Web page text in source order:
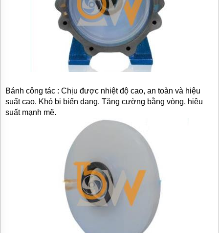
Bánh công tác : Chịu được nhiệt độ cao, an toàn và hiệu
suất cao. Khó bị biến dạng. Tăng cường bằng vòng, hiệu
suất mạnh mẽ.